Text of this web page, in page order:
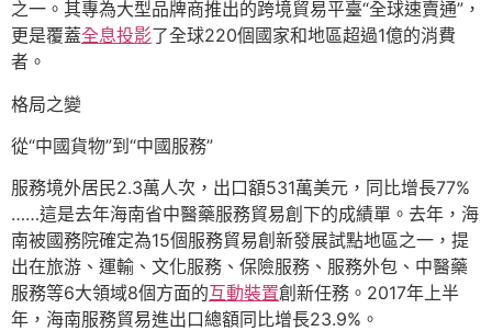
之一。其專為大型品牌商推出的跨境貿易平臺“全球速賣通”，
更是覆蓋全息投影了全球220個國家和地區超過1億的消費
者。
格局之變
從“中國貨物”到“中國服務”
服務境外居民2.3萬人次，出口額531萬美元，同比增長77%
……這是去年海南省中醫藥服務貿易創下的成績單。去年，海
南被國務院確定為15個服務貿易創新發展試點地區之一，提
出在旅游、運輸、文化服務、保險服務、服務外包、中醫藥
服務等6大領域8個方面的互動裝置創新任務。2017年上半
年，海南服務貿易進出口總額同比增長23.9%。